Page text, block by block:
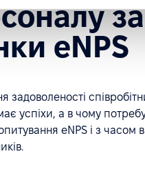
eNPS
задоволеності
успіхи, а в чому
eNPS і з часом